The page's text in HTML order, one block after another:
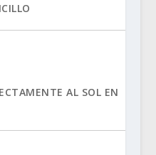
AL SOL EN